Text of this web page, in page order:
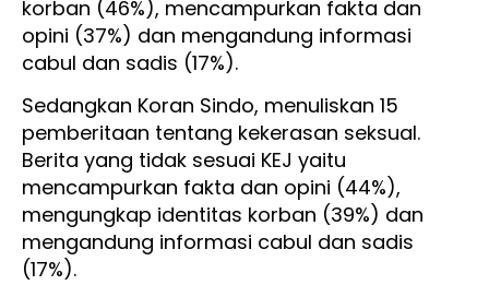
korban (46%), mencampurkan fakta dan
opini (37%) dan mengandung informasi
cabul dan sadis (17%).
Sedangkan Koran Sindo, menuliskan 15
pemberitaan tentang kekerasan seksual.
Berita yang tidak sesuai KEJ yaitu
mencampurkan fakta dan opini (44%),
mengungkap identitas korban (39%) dan
mengandung informasi cabul dan sadis
(17%).